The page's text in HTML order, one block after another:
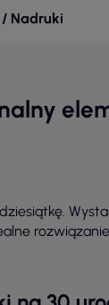
Nadruki